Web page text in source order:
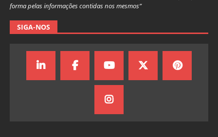
forma pelas informações contidas nos mesmos”
SIGA-NOS